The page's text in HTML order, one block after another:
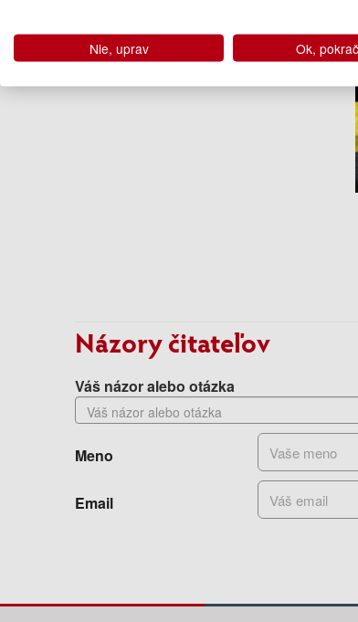
Názory čitateľov
Váš názor alebo otázka
Meno
Email
Nie, uprav Ok,